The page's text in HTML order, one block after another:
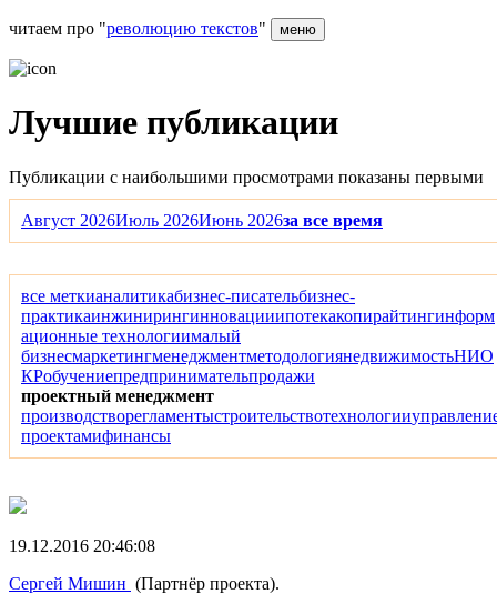
читаем про "революцию текстов" меню
Лучшие публикации
Публикации с наибольшими просмотрами показаны первыми
Август 2026Июль 2026Июнь 2026за все время
все меткианалитикабизнес-писательбизнес-
практикаинжинирингинновацииипотекакопирайтингинформ
ационные технологиималый
бизнесмаркетингменеджментметодологиянедвижимостьНИО
КРобучениепредпринимательпродажи
проектный менеджмент
производстворегламентыстроительствотехнологии
проектамифинансы
19.12.2016 20:46:08
Сергей Мишин (Партнёр проекта).